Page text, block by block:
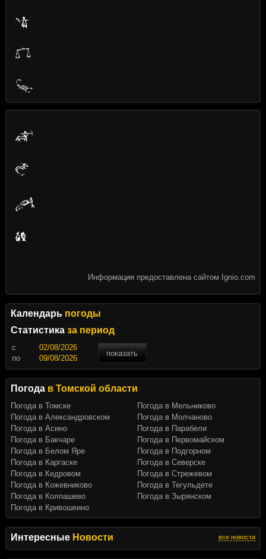
Интересные Новости все новости
Информация предоставлена сайтом Ignio.com
Календарь погоды
Статистика за период
c
показать
по
Погода в Томской области
Погода в Томске
Погода в Александровском
Погода в Асино
Погода в Бакчаре
Погода в Белом Яре
Погода в Каргаске
Погода в Кедровом
Погода в Кожевниково
Погода в Колпашево
Погода в Кривошеино
Погода в Мельниково
Погода в Молчаново
Погода в Парабели
Погода в Первомайском
Погода в Подгорном
Погода в Северске
Погода в Стрежевом
Погода в Тегульдете
Погода в Зырянском